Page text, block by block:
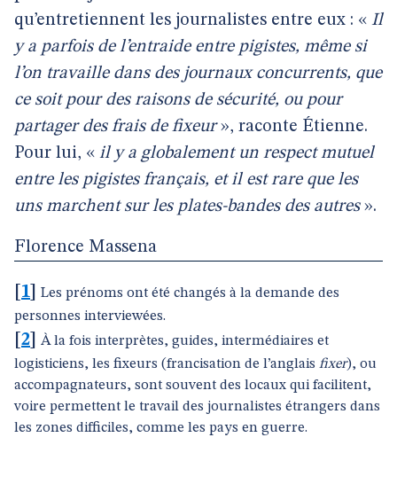
qu’entretiennent les journalistes entre eux : « Il
y a parfois de l’entraide entre pigistes, même si
l’on travaille dans des journaux concurrents, que
ce soit pour des raisons de sécurité, ou pour
partager des frais de fixeur», raconte Étienne.
Pour lui, « il y a globalement un respect mutuel
entre les pigistes français, et il est rare que les
uns marchent sur les plates-bandes des autres».
Florence Massena
1
Les prénoms ont été changés à la demande des
personnes interviewées.
2
À la fois interprètes, guides, intermédiaires et
logisticiens, les fixeurs (francisation de l’anglais fixer), ou
accompagnateurs, sont souvent des locaux qui facilitent,
voire permettent le travail des journalistes étrangers dans
les zones difficiles, comme les pays en guerre.